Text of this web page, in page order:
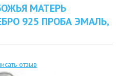
МАТЕРЬ
925 ПРОБА ЭМАЛЬ,
отзыв